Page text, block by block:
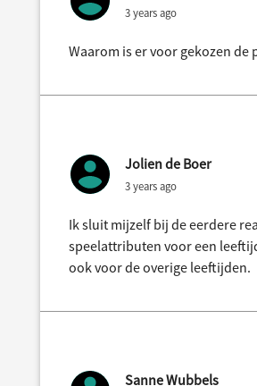
3 years ago
Waarom is er voor gekozen de
Jolien de Boer
3 years ago
Ik sluit mijzelf bij de eerdere
speelattributen voor een
ook voor de overige leeftijden.
Sanne Wubbels